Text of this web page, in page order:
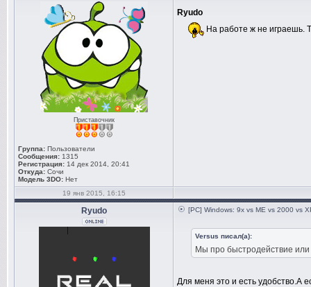
Приставочник
Группа: Пользователи
Сообщения: 1315
Регистрация: 14 дек 2014, 20:41
Откуда: Сочи
Модель 3DO: Нет
Ryudo
На работе ж не играешь.
19 янв 2015, 16:15
Ryudo [PC] Windows: 9x vs ME vs 2000 vs
Versus писал(а):
Мы про быстродействие
Для меня это и есть удобство.А